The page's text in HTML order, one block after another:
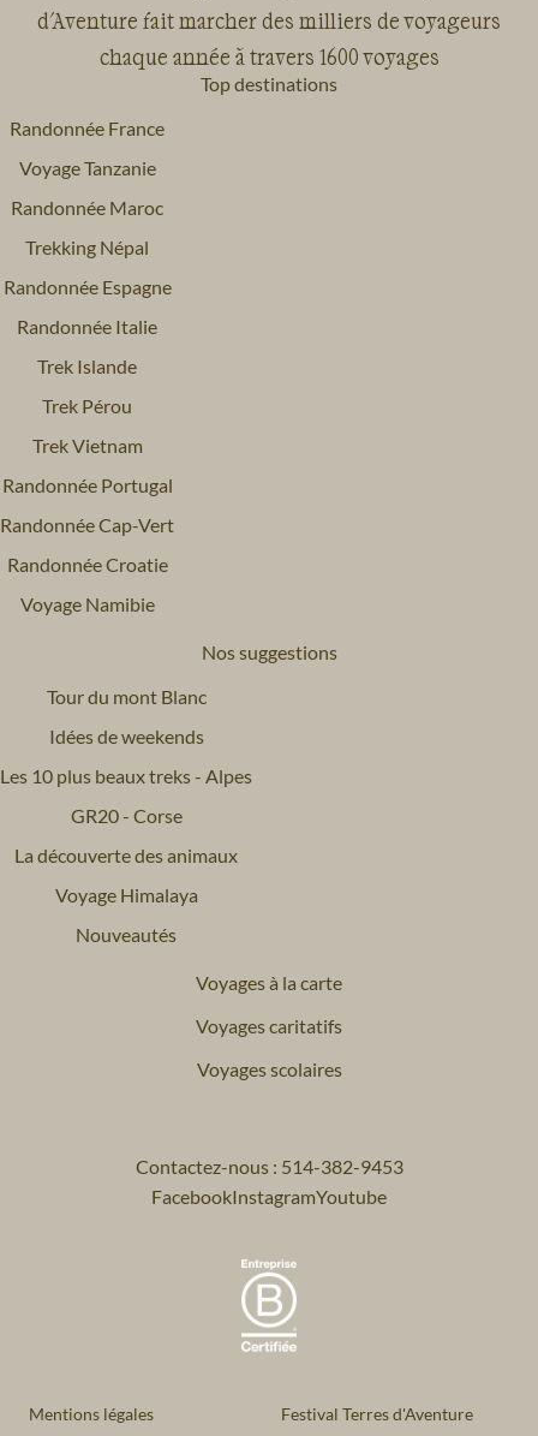
d'Aventure fait marcher des milliers de voyageurs
chaque année à travers 1600 voyages
Top destinations
Randonnée France
Voyage Tanzanie
Randonnée Maroc
Trekking Népal
Randonnée Espagne
Randonnée Italie
Trek Islande
Trek Pérou
Trek Vietnam
Randonnée Portugal
Randonnée Cap-Vert
Randonnée Croatie
Voyage Namibie
Nos suggestions
Tour du mont Blanc
Idées de weekends
Les 10 plus beaux treks - Alpes
GR20 - Corse
La découverte des animaux
Voyage Himalaya
Nouveautés
Voyages à la carte
Voyages caritatifs
Voyages scolaires
Contactez-nous : 514-382-9453
FacebookInstagramYoutube
Mentions légales Festival Terres d'Aventure